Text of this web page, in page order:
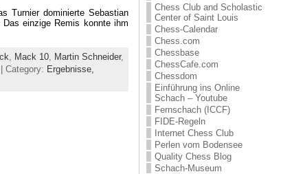
Turnier dominierte Sebastian
einzige Remis konnte ihm
Mack 10, Martin Schneider,
Category: Ergebnisse,
Chess Club and Scholastic
Center of Saint Louis
Chess-Calendar
Chess.com
Chessbase
ChessCafe.com
Chessdom
Einführung ins Online
Schach – Youtube
Fernschach (ICCF)
FIDE-Regeln
Internet Chess Club
Perlen vom Bodensee
Quality Chess Blog
Schach-Museum